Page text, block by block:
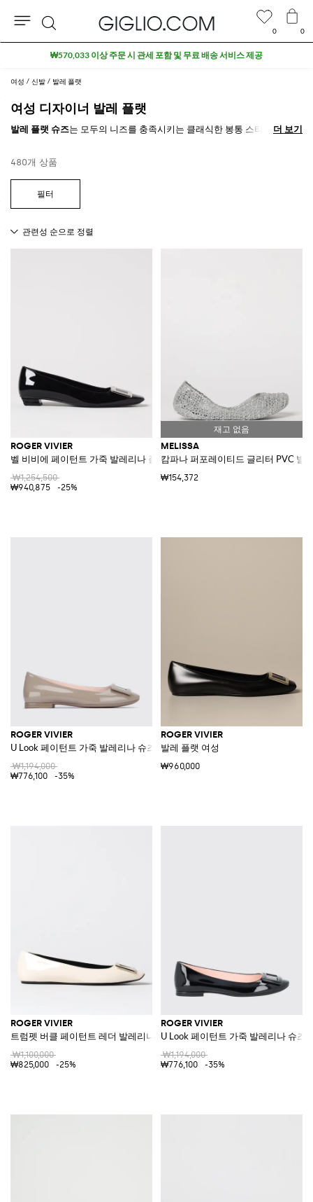
여성 신발 발레 플랫
여성 디자이너 발레 플랫
발레 플랫 슈즈는 모두의 니즈를 충족시키는 클래식한 봉통 스타일로 모든
는 행사에 완벽한 신발입니다. 주얼리 디테일로 장식된 보다 단정한 모델
부터 다채롭고 유쾌한 모델에 이르기까지 항상 모든 의상을 스타일리시하
게 완성해 줄 것입니다.
고 무료 배송 혜택을 받으세요.
더 보기
더 보기
480개 상품
ROGER VIVIER
벨 비비에 페이턴트 가죽 발레리나 플랫
₩1,254,500
₩940,875
-25%
MELISSA
캄파나 퍼포레이티드 글리터 PVC 발
₩154,372
ROGER VIVIER
U Look 페이턴트 가죽 발레리나 슈즈
₩1,194,000
₩776,100
-35%
ROGER VIVIER
발레 플랫 여성
₩960,000
ROGER VIVIER
트럼펫 버클 페이턴트 레더 발레리나
₩1,100,000
₩825,000
-25%
ROGER VIVIER
U Look 페이턴트 가죽 발레리나 슈즈
₩1,194,000
₩776,100
-35%
0 0
검
색